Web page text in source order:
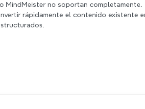
MindMeister no soportan completamente.
rápidamente el contenido existente